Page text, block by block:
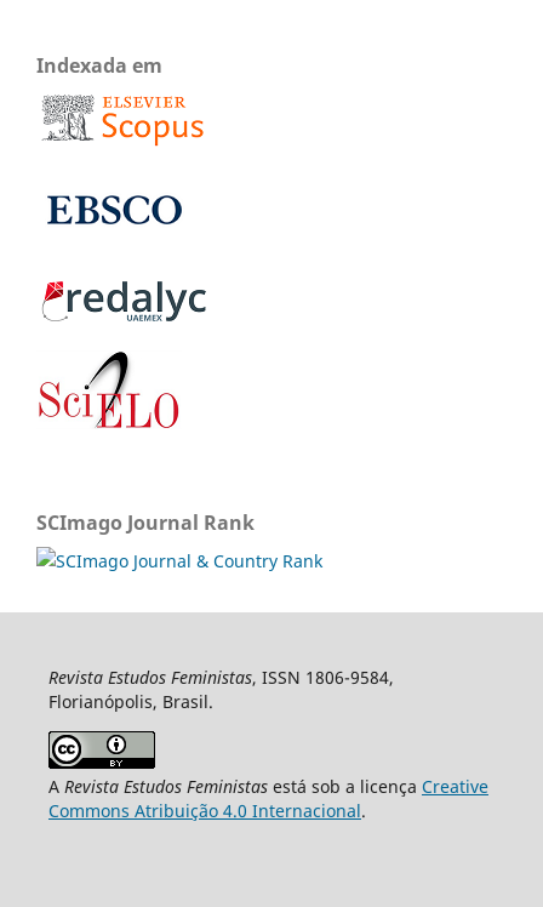
Indexada em
SCImago Journal Rank
Revista Estudos Feministas, ISSN 1806-9584,
Florianópolis, Brasil.
A Revista Estudos Feministasestá sob a licença Creative
Commons Atribuição 4.0 Internacional.